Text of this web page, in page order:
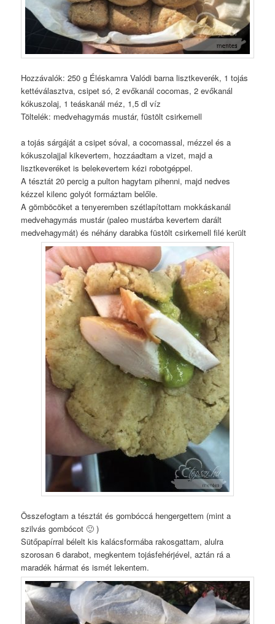
Hozzávalók: 250 g Éléskamra Valódi barna lisztkeverék, 1 tojás
kettéválasztva, csipet só, 2 evőkanál cocomas, 2 evőkanál
kókuszolaj, 1 teáskanál méz, 1,5 dl víz
Töltelék: medvehagymás mustár, füstölt csirkemell
a tojás sárgáját a csipet sóval, a cocomassal, mézzel és a
kókuszolajjal kikevertem, hozzáadtam a vizet, majd a
lisztkeveréket is belekevertem kézi robotgéppel.
A tésztát 20 percig a pulton hagytam pihenni, majd nedves
kézzel kilenc golyót formáztam belőle.
A gömböcöket a tenyeremben szétlapítottam mokkáskanál
medvehagymás mustár (paleo mustárba kevertem darált
medvehagymát) és néhány darabka füstölt csirkemell filé került
Összefogtam a tésztát és gombóccá hengergettem (mint a
szilvás gombócot 🙂 )
Sütőpapírral bélelt kis kalácsformába rakosgattam, alulra
szorosan 6 darabot, megkentem tojásfehérjével, aztán rá a
maradék hármat és ismét lekentem.